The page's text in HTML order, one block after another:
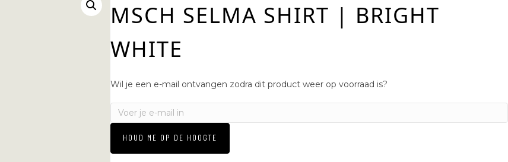
MSCH SELMA SHIRT | BRIGHT
WHITE
Wil je een e-mail ontvangen zodra dit product weer op voorraad is?
HOUD ME OP DE HOOGTE